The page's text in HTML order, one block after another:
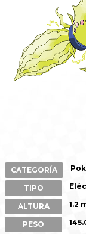
CATEGORÍA
TIPO
ALTURA 1.2
PESO